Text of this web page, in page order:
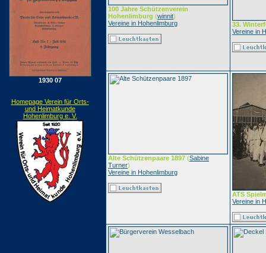
1930 07
Homepage Verein für Orts-
und Heimatkunde
Hohenlimburg e. V.
100 Jahre Schützenverein
Hohenlimburg (winnit)
Vereine in Hohenlimburg
33.
Vereine in
Alte Schützenpaare 1897 (Sabine
Turner)
Vereine in Hohenlimburg
ATS
Vereine in